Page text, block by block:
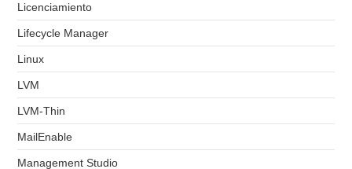
Licenciamiento
Lifecycle Manager
Linux
LVM
LVM-Thin
MailEnable
Management Studio